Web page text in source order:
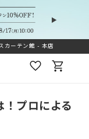
カーテン館 - 本店
！プロによる